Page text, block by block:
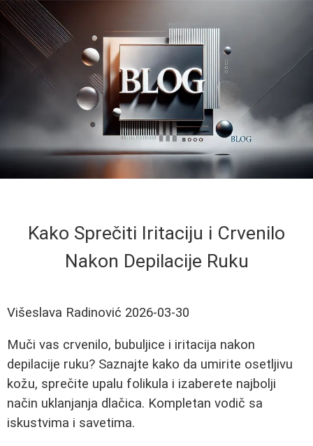
Kako Sprečiti Iritaciju i Crvenilo
Nakon Depilacije Ruku
Višeslava Radinović 2026-03-30
Muči vas crvenilo, bubuljice i iritacija nakon
depilacije ruku? Saznajte kako da umirite osetljivu
kožu, sprečite upalu folikula i izaberete najbolji
način uklanjanja dlačica. Kompletan vodič sa
iskustvima i savetima.